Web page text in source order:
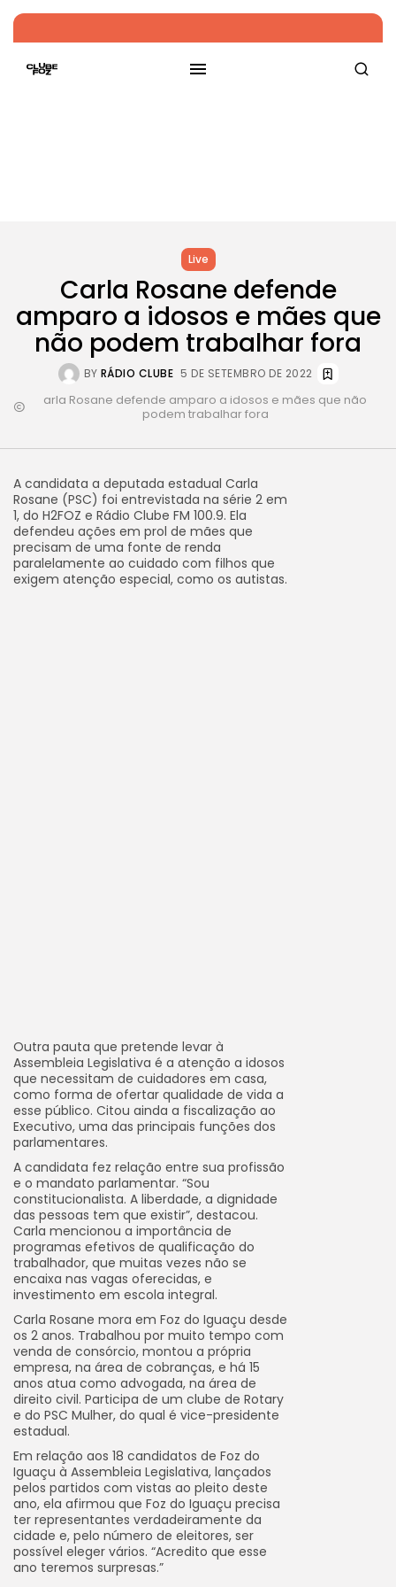
Live
Carla Rosane defende
amparo a idosos e mães que
não podem trabalhar fora
BY RÁDIO CLUBE 5 DE SETEMBRO DE 2022
arla Rosane defende amparo a idosos e mães que não
podem trabalhar fora
A candidata a deputada estadual Carla
Rosane (PSC) foi entrevistada na série 2 em
1, do H2FOZ e Rádio Clube FM 100.9. Ela
defendeu ações em prol de mães que
precisam de uma fonte de renda
paralelamente ao cuidado com filhos que
exigem atenção especial, como os autistas.
Outra pauta que pretende levar à
Assembleia Legislativa é a atenção a idosos
que necessitam de cuidadores em casa,
como forma de ofertar qualidade de vida a
esse público. Citou ainda a fiscalização ao
Executivo, uma das principais funções dos
parlamentares.
A candidata fez relação entre sua profissão
e o mandato parlamentar. “Sou
constitucionalista. A liberdade, a dignidade
das pessoas tem que existir”, destacou.
Carla mencionou a importância de
programas efetivos de qualificação do
trabalhador, que muitas vezes não se
encaixa nas vagas oferecidas, e
investimento em escola integral.
Carla Rosane mora em Foz do Iguaçu desde
os 2 anos. Trabalhou por muito tempo com
venda de consórcio, montou a própria
empresa, na área de cobranças, e há 15
anos atua como advogada, na área de
direito civil. Participa de um clube de Rotary
e do PSC Mulher, do qual é vice-presidente
estadual.
Em relação aos 18 candidatos de Foz do
Iguaçu à Assembleia Legislativa, lançados
pelos partidos com vistas ao pleito deste
ano, ela afirmou que Foz do Iguaçu precisa
ter representantes verdadeiramente da
cidade e, pelo número de eleitores, ser
possível eleger vários. “Acredito que esse
ano teremos surpresas.”